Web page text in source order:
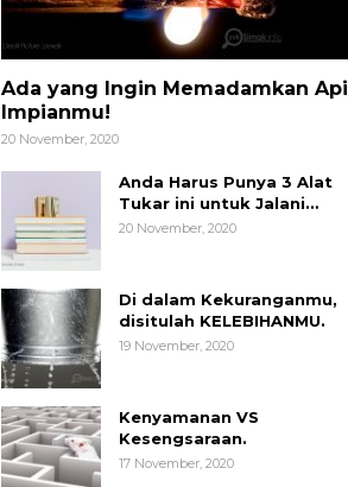
Ada yang Ingin Memadamkan Api
Impianmu!
20 November, 2020
Anda Harus Punya 3 Alat
Tukar ini untuk Jalani
Hidup.
20 November, 2020
Di dalam Kekuranganmu,
disitulah KELEBIHANMU.
19 November, 2020
Kenyamanan VS
Kesengsaraan.
17 November, 2020